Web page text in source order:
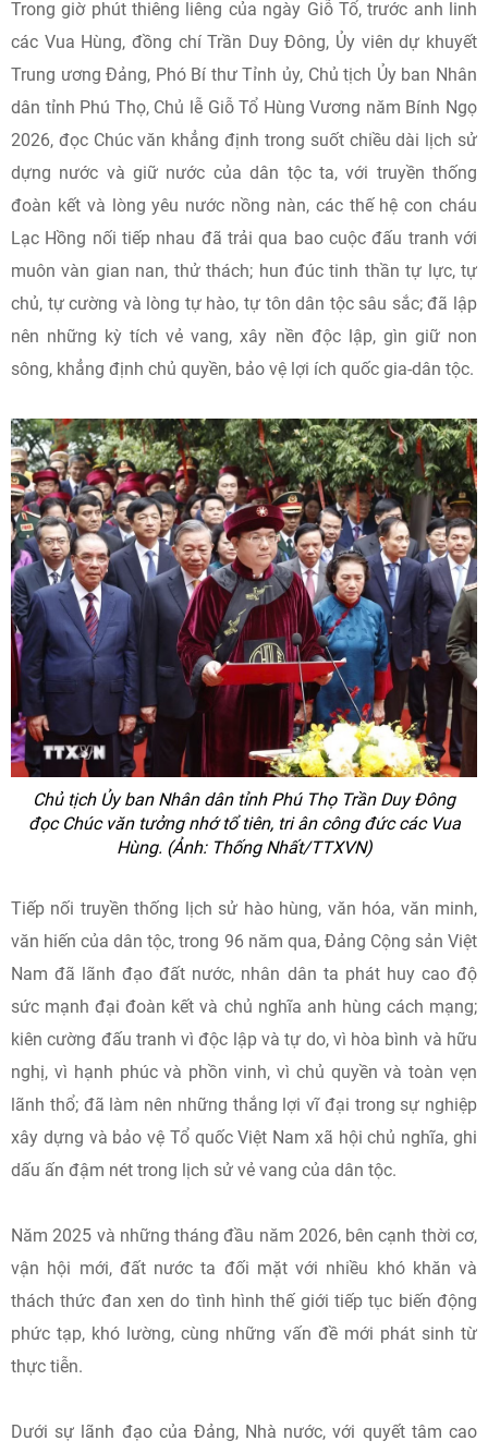
Trong giờ phút thiêng liêng của ngày Giỗ Tổ, trước anh linh
các Vua Hùng, đồng chí Trần Duy Đông, Ủy viên dự khuyết
Trung ương Đảng, Phó Bí thư Tỉnh ủy, Chủ tịch Ủy ban Nhân
dân tỉnh Phú Thọ, Chủ lễ Giỗ Tổ Hùng Vương năm Bính Ngọ
2026, đọc Chúc văn khẳng định trong suốt chiều dài lịch sử
dựng nước và giữ nước của dân tộc ta, với truyền thống
đoàn kết và lòng yêu nước nồng nàn, các thế hệ con cháu
Lạc Hồng nối tiếp nhau đã trải qua bao cuộc đấu tranh với
muôn vàn gian nan, thử thách; hun đúc tinh thần tự lực, tự
chủ, tự cường và lòng tự hào, tự tôn dân tộc sâu sắc; đã lập
nên những kỳ tích vẻ vang, xây nền độc lập, gìn giữ non
sông, khẳng định chủ quyền, bảo vệ lợi ích quốc gia-dân tộc.
Chủ tịch Ủy ban Nhân dân tỉnh Phú Thọ Trần Duy Đông
đọc Chúc văn tưởng nhớ tổ tiên, tri ân công đức các Vua
Hùng. (Ảnh: Thống Nhất/TTXVN)
Tiếp nối truyền thống lịch sử hào hùng, văn hóa, văn minh,
văn hiến của dân tộc, trong 96 năm qua, Đảng Cộng sản Việt
Nam đã lãnh đạo đất nước, nhân dân ta phát huy cao độ
sức mạnh đại đoàn kết và chủ nghĩa anh hùng cách mạng;
kiên cường đấu tranh vì độc lập và tự do, vì hòa bình và hữu
nghị, vì hạnh phúc và phồn vinh, vì chủ quyền và toàn vẹn
lãnh thổ; đã làm nên những thắng lợi vĩ đại trong sự nghiệp
xây dựng và bảo vệ Tổ quốc Việt Nam xã hội chủ nghĩa, ghi
dấu ấn đậm nét trong lịch sử vẻ vang của dân tộc.
Năm 2025 và những tháng đầu năm 2026, bên cạnh thời cơ,
vận hội mới, đất nước ta đối mặt với nhiều khó khăn và
thách thức đan xen do tình hình thế giới tiếp tục biến động
phức tạp, khó lường, cùng những vấn đề mới phát sinh từ
thực tiễn.
Dưới sự lãnh đạo của Đảng, Nhà nước, với quyết tâm cao